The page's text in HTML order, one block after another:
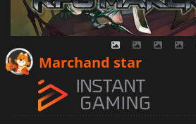
Marchand star